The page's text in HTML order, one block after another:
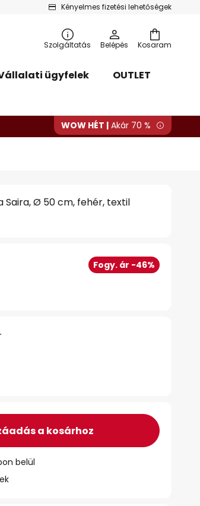
Kényelmes fizetési lehetőségek
Kosaram
Szolgáltatás Belépés
ügyfelek
OUTLET
WOW HÉT | Akár 70 %
Saira, Ø 50 cm, fehér, textil
Fogy. ár -46%
a kosárhoz
belül